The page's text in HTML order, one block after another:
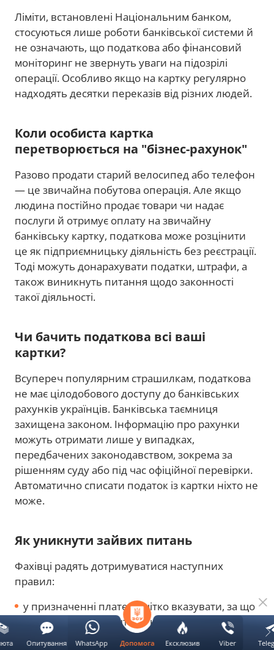
Ліміти, встановлені Національним банком,
стосуються лише роботи банківської системи й
не означають, що податкова або фінансовий
моніторинг не звернуть уваги на підозрілі
операції. Особливо якщо на картку регулярно
надходять десятки переказів від різних людей.
Коли особиста картка
перетворюється на "бізнес-рахунок"
Разово продати старий велосипед або телефон
— це звичайна побутова операція. Але якщо
людина постійно продає товари чи надає
послуги й отримує оплату на звичайну
банківську картку, податкова може розцінити
це як підприємницьку діяльність без реєстрації.
Тоді можуть донарахувати податки, штрафи, а
також виникнуть питання щодо законності
такої діяльності.
Чи бачить податкова всі ваші
картки?
Всупереч популярним страшилкам, податкова
не має цілодобового доступу до банківських
рахунків українців. Банківська таємниця
захищена законом. Інформацію про рахунки
можуть отримати лише у випадках,
передбачених законодавством, зокрема за
рішенням суду або під час офіційної перевірки.
Автоматично списати податок із картки ніхто не
може.
Як уникнути зайвих питань
Фахівці радять дотримуватися наступних
правил:
у призначенні платежу чітко вказувати, за що
переказуються кошти — наприклад,
"повернення боргу" або "родинна допомога";
Допомога Ексклюзив Viber
Опитування WhatsApp